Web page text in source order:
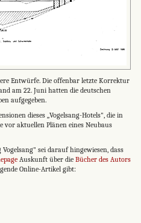
Entwürfe. Die offenbar letzte Korrektur
am 22. Juni hatten die deutschen
aufgegeben.
dieses „Vogelsang-Hotels", die in
vor aktuellen Plänen eines Neubaus
sei darauf hingewiesen, dass
Auskunft über die Bücher des Autors
Online-Artikel gibt: